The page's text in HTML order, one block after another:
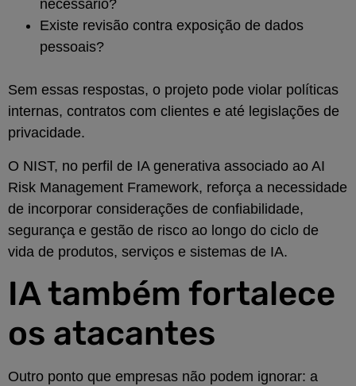
necessário?
Existe revisão contra exposição de dados
pessoais?
Sem essas respostas, o projeto pode violar políticas
internas, contratos com clientes e até legislações de
privacidade.
O NIST, no perfil de IA generativa associado ao AI
Risk Management Framework, reforça a necessidade
de incorporar considerações de confiabilidade,
segurança e gestão de risco ao longo do ciclo de
vida de produtos, serviços e sistemas de IA.
IA também fortalece
os atacantes
Outro ponto que empresas não podem ignorar: a